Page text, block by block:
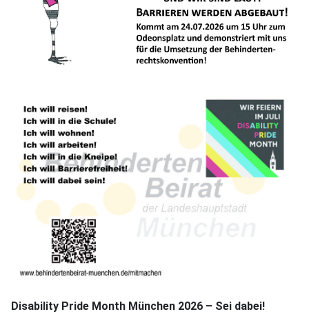
Disability Pride Month München 2026 – Sei dabei!